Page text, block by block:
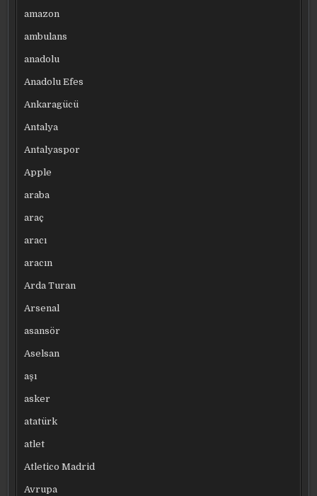
amazon
ambulans
anadolu
Anadolu Efes
Ankaragücü
Antalya
Antalyaspor
Apple
araba
araç
aracı
aracın
Arda Turan
Arsenal
asansör
Aselsan
aşı
asker
atatürk
atlet
Atletico Madrid
Avrupa